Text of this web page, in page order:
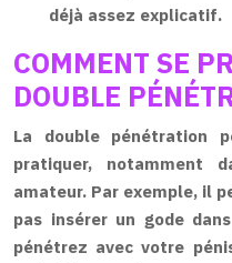
déjà assez explicatif.
COMMENT SE
DOUBLE
La double pénétration
pratiquer, notamment
amateur. Par exemple, il
pas insérer un gode
pénétrez avec votre